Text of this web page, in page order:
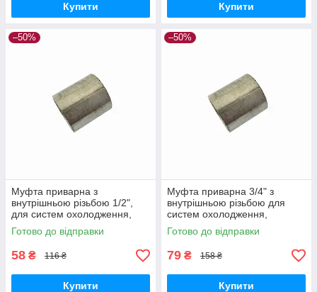
Купити Купити
–50%
Муфта приварна з
внутрішньою різьбою 1/2",
для систем охолодження,
діаметр 24 мм, 1 шт.
Готово до відправки
58 ₴ 116 ₴
Купити
–50%
Муфта приварна 3/4" з
внутрішньою різьбою для
систем охолодження,
зовнішній діаметр 30 мм, 1
шт.
Готово до відправки
79 ₴ 158 ₴
Купити